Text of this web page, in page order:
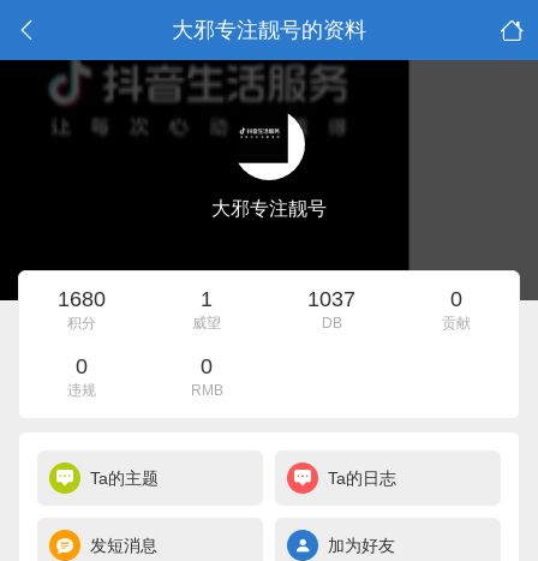
大邪专注靓号的资料
大邪专注靓号
1680
积分
1
威望
1037
DB
0
贡献
0
违规
0
RMB
Ta的主题 Ta的日志
发短消息 加为好友